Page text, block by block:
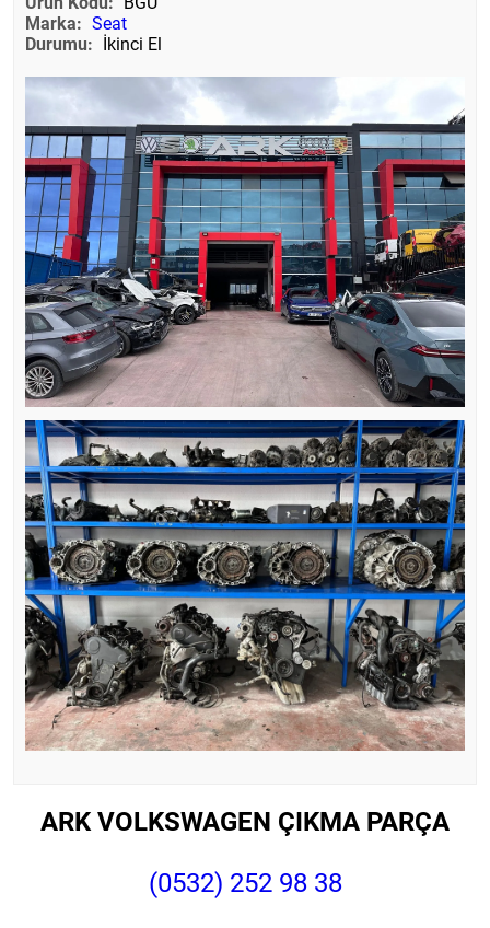
Marka: Seat
Durumu: İkinci El
ARK VOLKSWAGEN ÇIKMA PARÇA
(0532) 252 98 38